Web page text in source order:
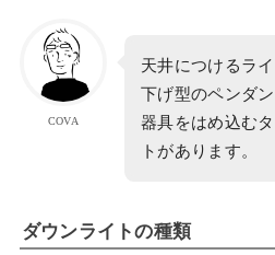
COVA
天井につけるラ
下げ型のペンダ
器具をはめ込む
トがあります。
ダウンライトの種類